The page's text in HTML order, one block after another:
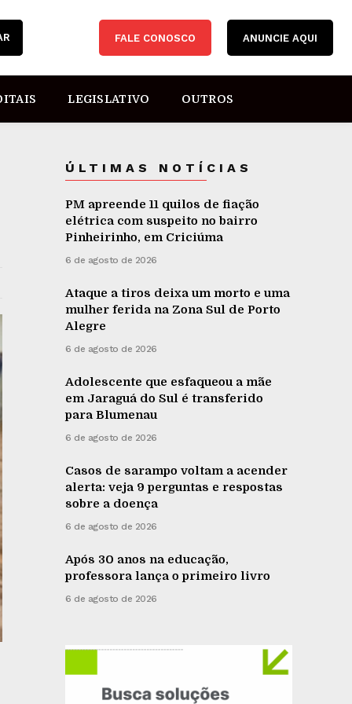
FALE CONOSCO ANUNCIE AQUI
LEGISLATIVO OUTROS
ÚLTIMAS NOTÍCIAS
PM apreende 11 quilos de fiação
elétrica com suspeito no bairro
Pinheirinho, em Criciúma
6 de agosto de 2026
Ataque a tiros deixa um morto e uma
mulher ferida na Zona Sul de Porto
Alegre
6 de agosto de 2026
Adolescente que esfaqueou a mãe
em Jaraguá do Sul é transferido
para Blumenau
6 de agosto de 2026
Casos de sarampo voltam a acender
alerta: veja 9 perguntas e respostas
sobre a doença
6 de agosto de 2026
Após 30 anos na educação,
professora lança o primeiro livro
6 de agosto de 2026